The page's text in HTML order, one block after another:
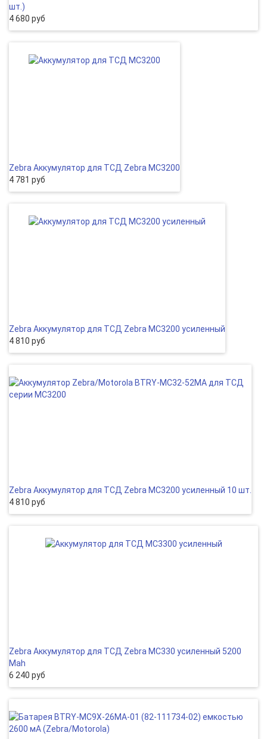
шт.)
4 680 руб
Zebra Аккумулятор для ТСД Zebra MC3200
4 781 руб
Zebra Аккумулятор для ТСД Zebra MC3200 усиленный
4 810 руб
Zebra Аккумулятор для ТСД Zebra MC3200 усиленный 10 шт.
4 810 руб
Zebra Аккумулятор для ТСД Zebra MC330 усиленный 5200
Mah
6 240 руб